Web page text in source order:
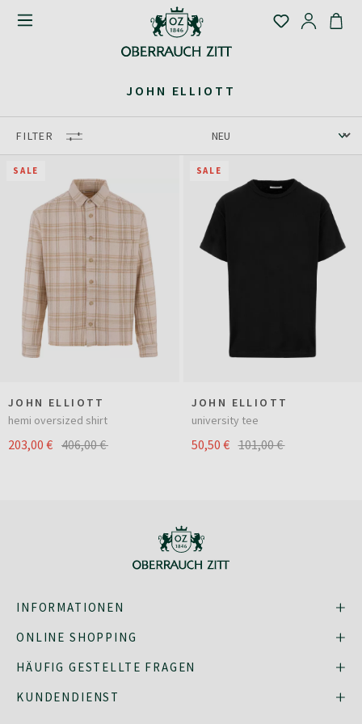
JOHN ELLIOTT
FILTER
SALE
JOHN ELLIOTT
hemi oversized shirt
203,00 € 406,00 €
SALE
JOHN ELLIOTT
university tee
50,50 € 101,00 €
INFORMATIONEN
ONLINE SHOPPING
HÄUFIG GESTELLTE FRAGEN
KUNDENDIENST